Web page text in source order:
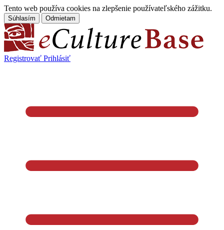
Tento web používa cookies na zlepšenie používateľského zážitku.
Súhlasím Odmietam
Registrovať Prihlásiť